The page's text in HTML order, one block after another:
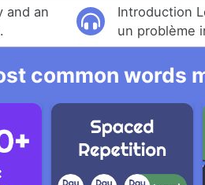
and an
Introduction
un problème
common words